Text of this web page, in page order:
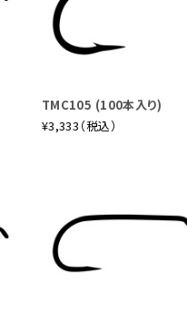
TMC105 (100本入り)
¥3,333（税込）